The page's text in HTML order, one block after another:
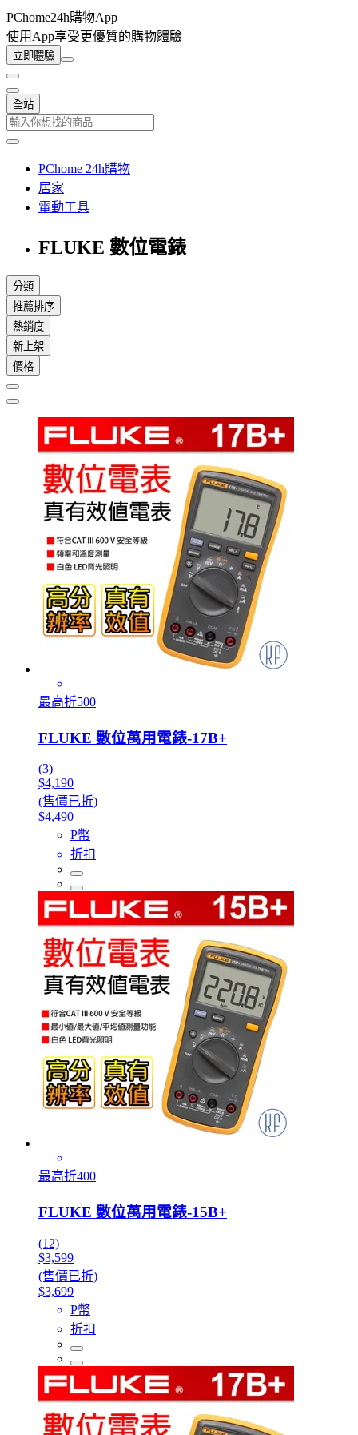
PChome24h購物App
使用App享受更優質的購物體驗
立即體驗
全站
PChome 24h購物
居家
電動工具
FLUKE 數位電錶
分類
推薦排序
熱銷度
新上架
價格
最高折500
FLUKE 數位萬用電錶-17B+
(3)
$4,190
(售價已折)
$4,490
P幣
折扣
最高折400
FLUKE 數位萬用電錶-15B+
(12)
$3,599
(售價已折)
$3,699
P幣
折扣